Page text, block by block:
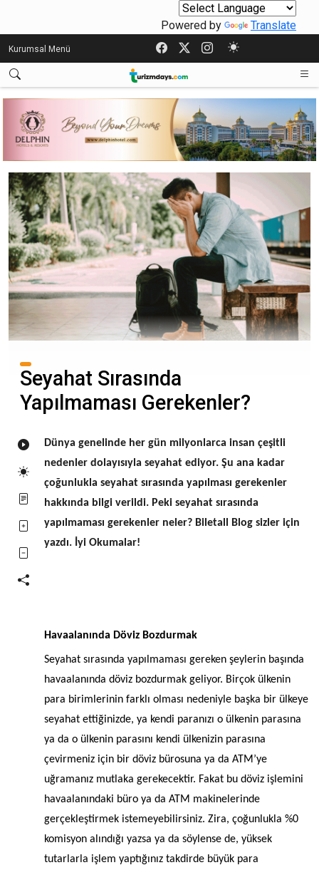
Powered by Translate
Kurumsal Menü
Seyahat Sırasında
Yapılmaması Gerekenler?
Dünya genelinde her gün milyonlarca insan çeşitli
nedenler dolayısıyla seyahat ediyor. Şu ana kadar
çoğunlukla seyahat sırasında yapılması gerekenler
hakkında bilgi verildi. Peki seyahat sırasında
yapılmaması gerekenler neler? Biletall Blog sizler için
yazdı. İyi Okumalar!
Havaalanında Döviz Bozdurmak
Seyahat sırasında yapılmaması gereken şeylerin başında
havaalanında döviz bozdurmak geliyor. Birçok ülkenin
para birimlerinin farklı olması nedeniyle başka bir ülkeye
seyahat ettiğinizde, ya kendi paranızı o ülkenin parasına
ya da o ülkenin parasını kendi ülkenizin parasına
çevirmeniz için bir döviz bürosuna ya da ATM’ye
uğramanız mutlaka gerekecektir. Fakat bu döviz işlemini
havaalanındaki büro ya da ATM makinelerinde
gerçekleştirmek istemeyebilirsiniz. Zira, çoğunlukla %0
komisyon alındığı yazsa ya da söylense de, yüksek
tutarlarla işlem yaptığınız takdirde büyük para